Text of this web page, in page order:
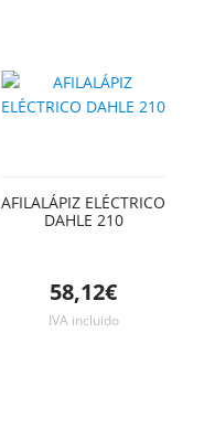
AFILALÁPIZ ELÉCTRICO
DAHLE 210
58,12€
IVA incluido